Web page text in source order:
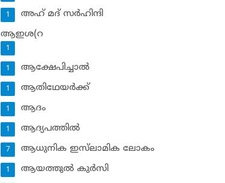
അഹ് മദ് സര്‍ഹിന്ദി
1
ആഇശ(റ
1
ആക്ഷേപിച്ചാല്‍
1
ആതിഥേയര്‍ക്ക്
1
ആദം
1
ആദ്യപത്തില്‍
1
ആധുനിക ഇസ്‌ലാമിക ലോകം
7
ആയത്തുല്‍ കുര്‍സി
1